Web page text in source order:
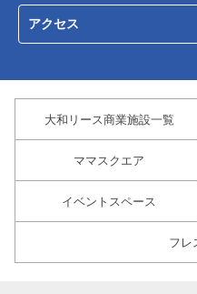
アクセス
大和リース商業施設一覧
ママスクエア
イベントスペース
フレ